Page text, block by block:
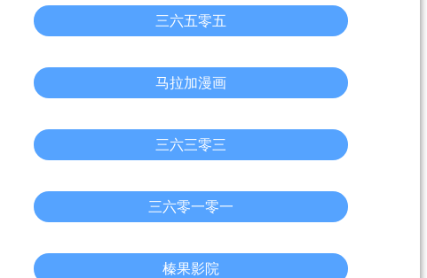
三六五零五
马拉加漫画
三六三零三
三六零一零一
榛果影院